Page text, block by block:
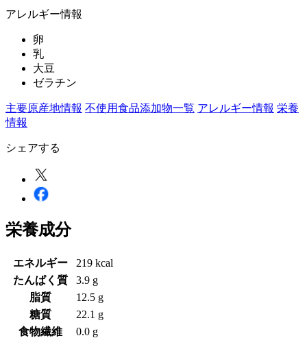
アレルギー情報
卵
乳
大豆
ゼラチン
主要原産地情報 不使用食品添加物一覧 アレルギー情報 栄養
情報
シェアする
栄養成分
エネルギー
219 kcal
たんぱく質
3.9 g
脂質
12.5 g
糖質
22.1 g
食物繊維
0.0 g